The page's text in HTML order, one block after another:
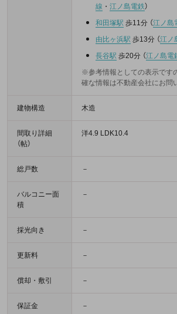
線 ・ 江ノ島電鉄）
和田塚駅 歩11分 （江ノ島
由比ヶ浜駅 歩13分 （江ノ
長谷駅 歩20分 （江ノ島電
※参考情報としての表示です
確な情報は不動産会社にお問
建物構造 木造
間取り詳細
（帖）
洋4.9 LDK10.4
総戸数 －
バルコニー面
積
－
採光向き －
更新料 －
償却・敷引 －
保証金 －